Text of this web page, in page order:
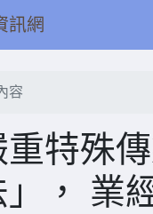
訊網
容
特殊
， 業